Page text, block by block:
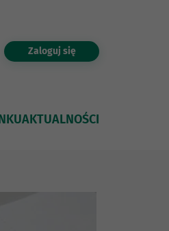
Zaloguj się
AKTUALNOŚCI